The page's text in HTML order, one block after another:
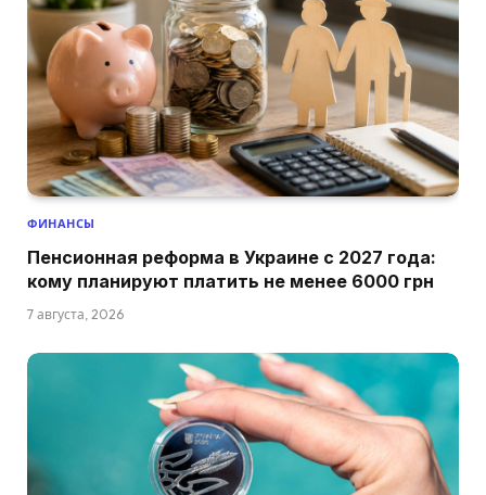
ФИНАНСЫ
Пенсионная реформа в Украине с 2027 года:
кому планируют платить не менее 6000 грн
7 августа, 2026